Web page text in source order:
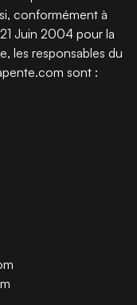
conformément à
Juin 2004 pour la
les responsables du
sont :